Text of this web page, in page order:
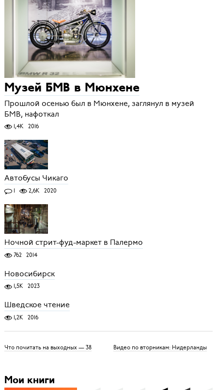
Музей БМВ в Мюнхене
Прошлой осенью был в Мюнхене, заглянул в музей
БМВ, нафоткал
1,4K 2016
Автобусы Чикаго
1 2,6K 2020
Ночной стрит-фуд-маркет в Палермо
762 2014
Новосибирск
1,5K 2023
Шведское чтение
1,2K 2016
Что почитать на выходных — 38 Видео по вторникам: Нидерланды
Мои книги